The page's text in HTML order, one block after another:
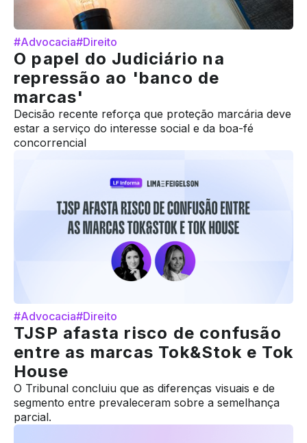
#Advocacia#Direito
O papel do Judiciário na
repressão ao 'banco de
marcas'
Decisão recente reforça que proteção marcária deve
estar a serviço do interesse social e da boa-fé
concorrencial
#Advocacia#Direito
TJSP afasta risco de confusão
entre as marcas Tok&Stok e Tok
House
O Tribunal concluiu que as diferenças visuais e de
segmento entre prevaleceram sobre a semelhança
parcial.